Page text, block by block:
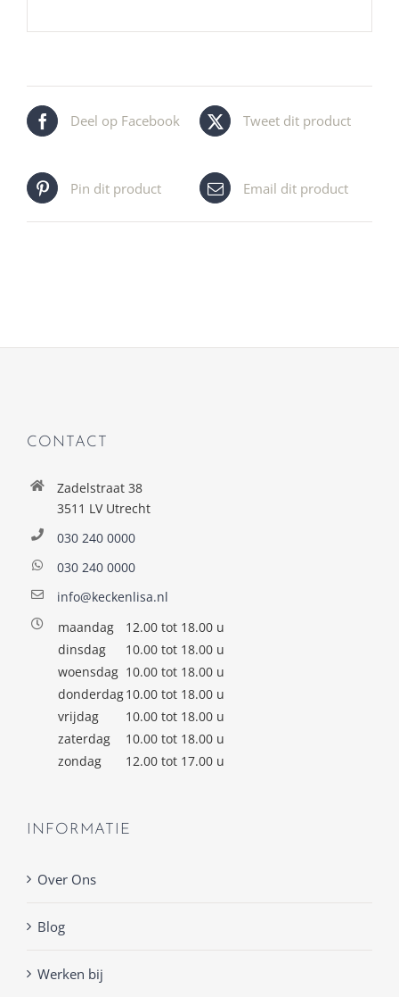
Deel op Facebook Tweet dit product
Pin dit product Email dit product
CONTACT
Zadelstraat 38
3511 LV Utrecht
030 240 0000
030 240 0000
info@keckenlisa.nl
maandag
12.00 tot 18.00 u
dinsdag
10.00 tot 18.00 u
woensdag 10.00 tot 18.00 u
donderdag10.00 tot 18.00 u
vrijdag
10.00 tot 18.00 u
zaterdag
10.00 tot 18.00 u
zondag
12.00 tot 17.00 u
INFORMATIE
Over Ons
Blog
Werken bij